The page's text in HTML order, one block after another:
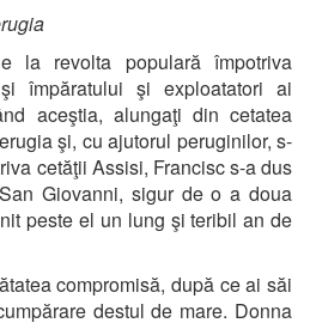
la revolta populară împotriva
împăratului şi exploatatori ai
aceştia, alungaţi din cetatea
şi, cu ajutorul peruginilor, s-
cetăţii Assisi, Francisc s-a dus
Giovanni, sigur de o a doua
peste el un lung şi teribil an de
compromisă, după ce ai săi
destul de mare. Donna